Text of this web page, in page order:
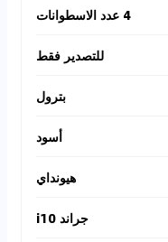
4 عدد الاسطوانات
للتصدير فقط
بترول
أسود
هيونداي
جراند i10